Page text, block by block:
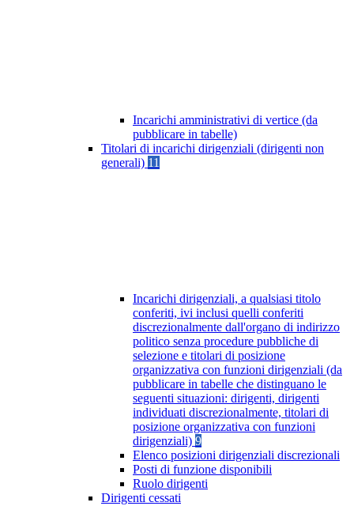
Incarichi amministrativi di vertice (da
pubblicare in tabelle)
Titolari di incarichi dirigenziali (dirigenti non
generali) 11
Incarichi dirigenziali, a qualsiasi titolo
conferiti, ivi inclusi quelli conferiti
discrezionalmente dall'organo di indirizzo
politico senza procedure pubbliche di
selezione e titolari di posizione
organizzativa con funzioni dirigenziali (da
pubblicare in tabelle che distinguano le
seguenti situazioni: dirigenti, dirigenti
individuati discrezionalmente, titolari di
posizione organizzativa con funzioni
dirigenziali) 9
Elenco posizioni dirigenziali discrezionali
Posti di funzione disponibili
Ruolo dirigenti
Dirigenti cessati